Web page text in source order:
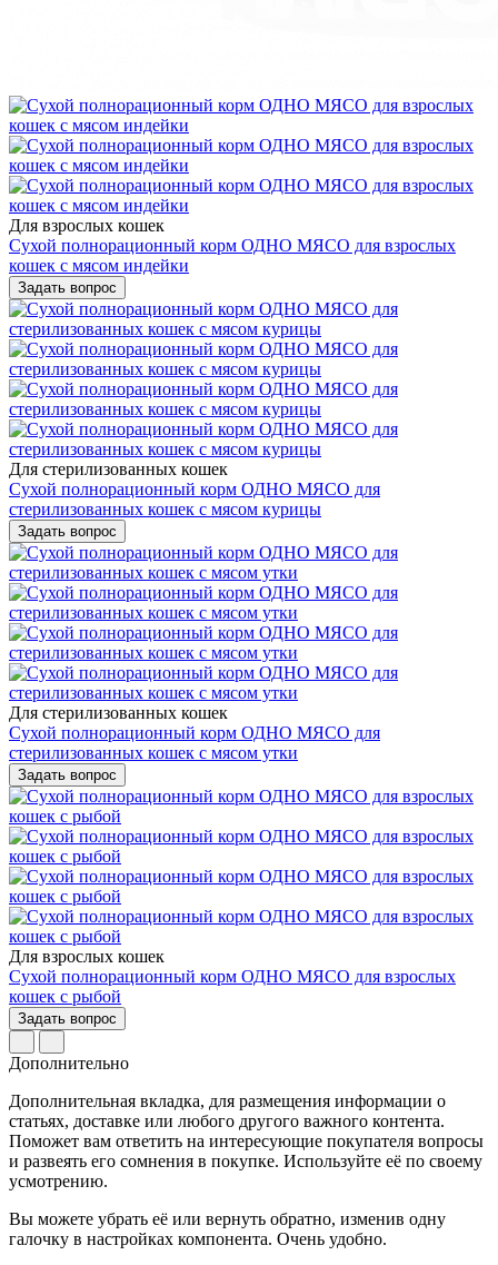
Для взрослых кошек
Сухой полнорационный корм ОДНО МЯСО для взрослых
кошек с мясом индейки
Задать вопрос
Для стерилизованных кошек
Сухой полнорационный корм ОДНО МЯСО для
стерилизованных кошек с мясом курицы
Задать вопрос
Для стерилизованных кошек
Сухой полнорационный корм ОДНО МЯСО для
стерилизованных кошек с мясом утки
Задать вопрос
Для взрослых кошек
Сухой полнорационный корм ОДНО МЯСО для взрослых
кошек с рыбой
Задать вопрос
Дополнительно
Дополнительная вкладка, для размещения информации о
статьях, доставке или любого другого важного контента.
Поможет вам ответить на интересующие покупателя вопросы
и развеять его сомнения в покупке. Используйте её по своему
усмотрению.
Вы можете убрать её или вернуть обратно, изменив одну
галочку в настройках компонента. Очень удобно.